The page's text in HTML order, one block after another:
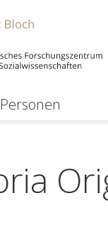
Personen